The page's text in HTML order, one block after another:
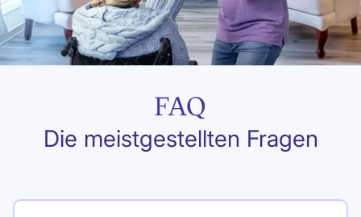
FAQ
Die meistgestellten Fragen